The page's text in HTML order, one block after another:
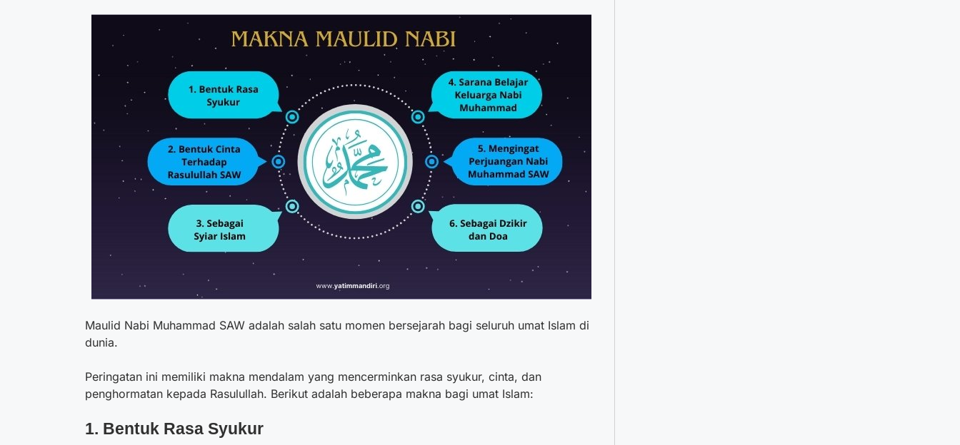
Maulid Nabi Muhammad SAW adalah salah satu momen bersejarah bagi seluruh umat Islam di
dunia.
Peringatan ini memiliki makna mendalam yang mencerminkan rasa syukur, cinta, dan
penghormatan kepada Rasulullah. Berikut adalah beberapa makna bagi umat Islam:
1. Bentuk Rasa Syukur